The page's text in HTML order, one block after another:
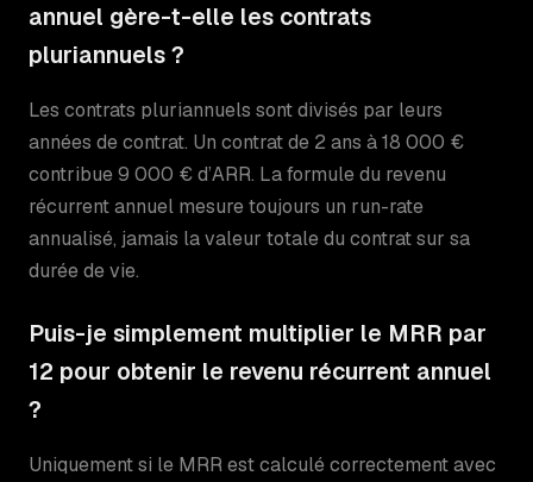
annuel gère-t-elle les contrats
pluriannuels ?
Les contrats pluriannuels sont divisés par leurs
années de contrat. Un contrat de 2 ans à 18 000 €
contribue 9 000 € d’ARR. La formule du revenu
récurrent annuel mesure toujours un run-rate
annualisé, jamais la valeur totale du contrat sur sa
durée de vie.
Puis-je simplement multiplier le MRR par
12 pour obtenir le revenu récurrent annuel
?
Uniquement si le MRR est calculé correctement avec